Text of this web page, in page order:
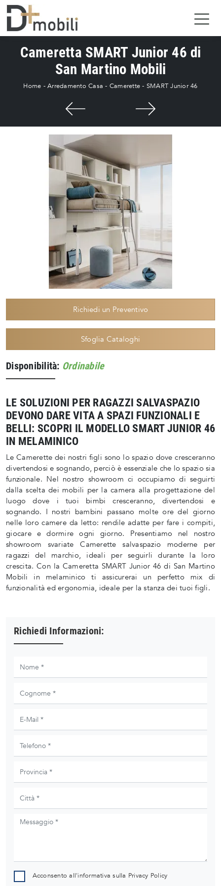
Cameretta SMART Junior 46 di
San Martino Mobili
Home -Arredamento Casa - Camerette - SMART Junior 46
Richiedi un Preventivo
Sfoglia Cataloghi
Disponibilità: Ordinabile
LE SOLUZIONI PER RAGAZZI SALVASPAZIO
DEVONO DARE VITA A SPAZI FUNZIONALI E
BELLI: SCOPRI IL MODELLO SMART JUNIOR 46
IN MELAMINICO
Le Camerette dei nostri figli sono lo spazio dove cresceranno
divertendosi e sognando, perciò è essenziale che lo spazio sia
funzionale. Nel nostro showroom ci occupiamo di seguirti
dalla scelta dei mobili per la camera alla progettazione del
luogo dove i tuoi bimbi cresceranno, divertendosi e
sognando. I nostri bambini passano molte ore del giorno
nelle loro camere da letto: rendile adatte per fare i compiti,
giocare e dormire ogni giorno. Presentiamo nel nostro
showroom svariate Camerette salvaspazio moderne per
ragazzi del marchio, ideali per seguirli durante la loro
crescita. Con la Cameretta SMART Junior 46 di San Martino
Mobili in melaminico ti assicurerai un perfetto mix di
funzionalità ed ergonomia, ideale per la stanza dei tuoi figli.
Richiedi Informazioni:
Acconsento all'informativa sulla Privacy Policy